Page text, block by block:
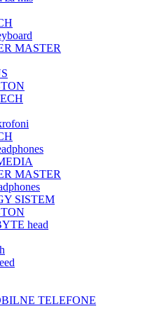
MASTER
MASTER
SISTEM
head
TELEFONE